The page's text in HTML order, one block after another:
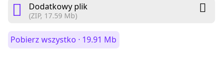
Dodatkowy plik
(ZIP, 17.59 Mb)
Pobierz wszystko · 19.91 Mb